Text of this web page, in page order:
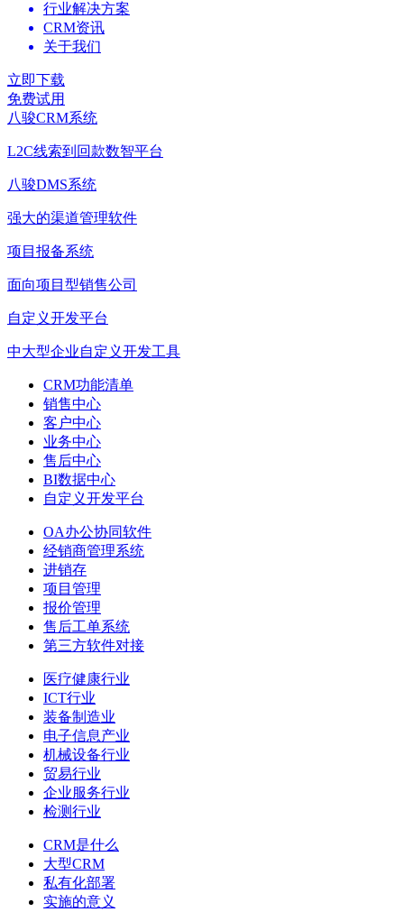
行业解决方案
CRM资讯
关于我们
立即下载
免费试用
八骏CRM系统
L2C线索到回款数智平台
八骏DMS系统
强大的渠道管理软件
项目报备系统
面向项目型销售公司
自定义开发平台
中大型企业自定义开发工具
CRM功能清单
销售中心
客户中心
业务中心
售后中心
BI数据中心
自定义开发平台
OA办公协同软件
经销商管理系统
进销存
项目管理
报价管理
售后工单系统
第三方软件对接
医疗健康行业
ICT行业
装备制造业
电子信息产业
机械设备行业
贸易行业
企业服务行业
检测行业
CRM是什么
大型CRM
私有化部署
实施的意义